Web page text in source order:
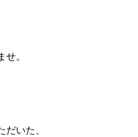
。
いた、